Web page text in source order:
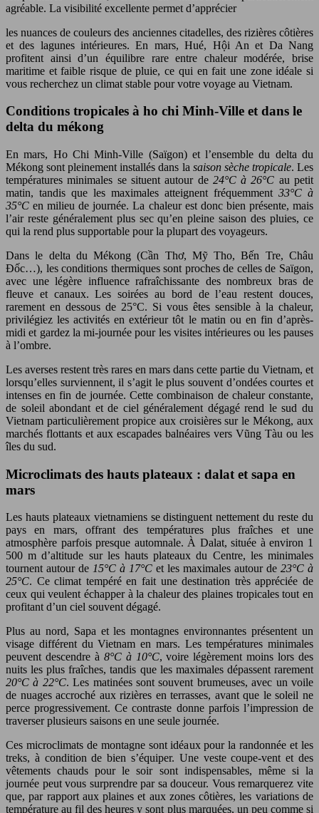
agréable. La visibilité excellente permet d’apprécier
les nuances de couleurs des anciennes citadelles, des rizières côtières
et des lagunes intérieures. En mars, Hué, Hội An et Da Nang
profitent ainsi d’un équilibre rare entre chaleur modérée, brise
maritime et faible risque de pluie, ce qui en fait une zone idéale si
vous recherchez un climat stable pour votre voyage au Vietnam.
Conditions tropicales à ho chi Minh-Ville et dans le
delta du mékong
En mars, Ho Chi Minh-Ville (Saïgon) et l’ensemble du delta du
Mékong sont pleinement installés dans la saison sèche tropicale. Les
températures minimales se situent autour de 24°C à 26°C au petit
matin, tandis que les maximales atteignent fréquemment 33°C à
35°C en milieu de journée. La chaleur est donc bien présente, mais
l’air reste généralement plus sec qu’en pleine saison des pluies, ce
qui la rend plus supportable pour la plupart des voyageurs.
Dans le delta du Mékong (Cần Thơ, Mỹ Tho, Bến Tre, Châu
Đốc…), les conditions thermiques sont proches de celles de Saïgon,
avec une légère influence rafraîchissante des nombreux bras de
fleuve et canaux. Les soirées au bord de l’eau restent douces,
rarement en dessous de 25°C. Si vous êtes sensible à la chaleur,
privilégiez les activités en extérieur tôt le matin ou en fin d’après-
midi et gardez la mi-journée pour les visites intérieures ou les pauses
à l’ombre.
Les averses restent très rares en mars dans cette partie du Vietnam, et
lorsqu’elles surviennent, il s’agit le plus souvent d’ondées courtes et
intenses en fin de journée. Cette combinaison de chaleur constante,
de soleil abondant et de ciel généralement dégagé rend le sud du
Vietnam particulièrement propice aux croisières sur le Mékong, aux
marchés flottants et aux escapades balnéaires vers Vũng Tàu ou les
îles du sud.
Microclimats des hauts plateaux : dalat et sapa en
mars
Les hauts plateaux vietnamiens se distinguent nettement du reste du
pays en mars, offrant des températures plus fraîches et une
atmosphère parfois presque automnale. À Dalat, située à environ 1
500 m d’altitude sur les hauts plateaux du Centre, les minimales
tournent autour de 15°C à 17°C et les maximales autour de 23°C à
25°C. Ce climat tempéré en fait une destination très appréciée de
ceux qui veulent échapper à la chaleur des plaines tropicales tout en
profitant d’un ciel souvent dégagé.
Plus au nord, Sapa et les montagnes environnantes présentent un
visage différent du Vietnam en mars. Les températures minimales
peuvent descendre à 8°C à 10°C, voire légèrement moins lors des
nuits les plus fraîches, tandis que les maximales dépassent rarement
20°C à 22°C. Les matinées sont souvent brumeuses, avec un voile
de nuages accroché aux rizières en terrasses, avant que le soleil ne
perce progressivement. Ce contraste donne parfois l’impression de
traverser plusieurs saisons en une seule journée.
Ces microclimats de montagne sont idéaux pour la randonnée et les
treks, à condition de bien s’équiper. Une veste coupe-vent et des
vêtements chauds pour le soir sont indispensables, même si la
journée peut vous surprendre par sa douceur. Vous remarquerez vite
que, par rapport aux plaines et aux zones côtières, les variations de
température au fil des heures y sont plus marquées, un peu comme si